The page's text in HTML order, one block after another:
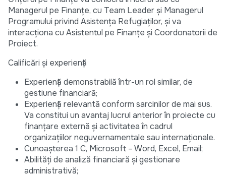
Managerul pe Finanțe, cu Team Leader și Managerul
Programului privind Asistența Refugiaților, și va
interacționa cu Asistentul pe Finanțe și Coordonatorii de
Proiect.
Calificări și experiență
Experiență demonstrabilă într-un rol similar, de
gestiune financiară;
Experiență relevantă conform sarcinilor de mai sus.
Va constitui un avantaj lucrul anterior în proiecte cu
finanțare externă și activitatea în cadrul
organizațiilor neguvernamentale sau internaționale.
Cunoașterea 1 C, Microsoft – Word, Excel, Email;
Abilități de analiză financiară și gestionare
administrativă;